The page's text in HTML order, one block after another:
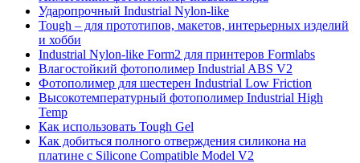
Ударопрочный Industrial Nylon-like
Tough – для прототипов, макетов, интерьерных изделий
и хобби
Industrial Nylon-like Form2 для принтеров Formlabs
Влагостойкий фотополимер Industrial ABS V2
Фотополимер для шестерен Industrial Low Friction
Высокотемпературный фотополимер Industrial High
Temp
Как использовать Tough Gel
Как добиться полного отверждения силикона на
платине с Silicone Compatible Model V2